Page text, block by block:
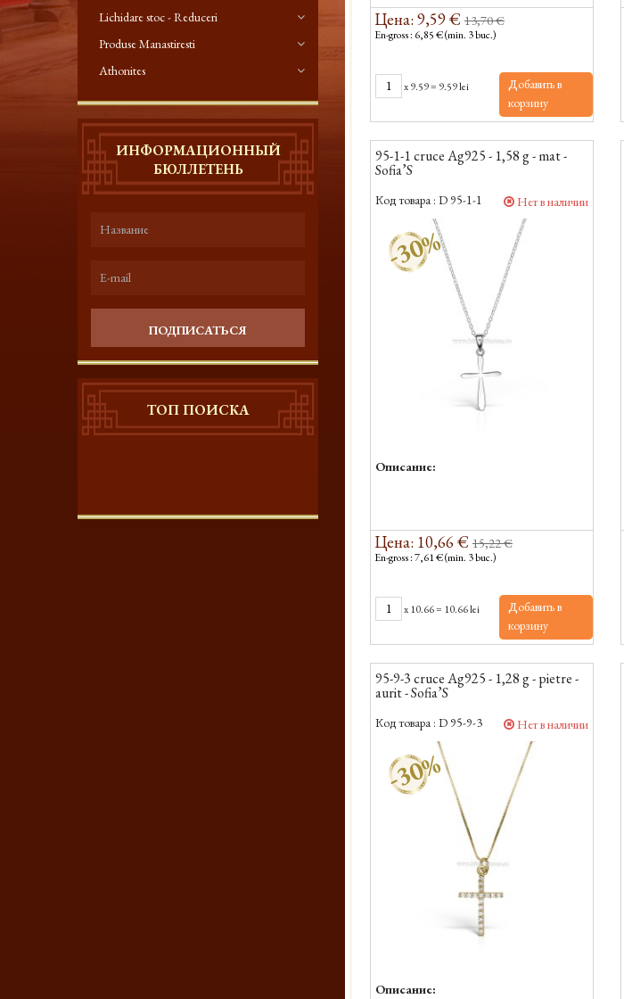
Lichidare stoc - Reduceri
Produse Manastiresti
Athonites
ИНФОРМАЦИОННЫЙ
БЮЛЛЕТЕНЬ
ПОДПИСАТЬСЯ
ТОП ПОИСКА
Цена: 9,59 € 13,70 €
En-gross : 6,85 € (min. 3 buc.)
x9.59= 9.59 lei
Добавить в
корзину
95-1-1 cruce Ag925 - 1,58 g - mat -
Sofia’S
Код товара : D 95-1-1 Нет в наличии
-30%
Описание:
Цена: 10,66 € 15,22 €
En-gross : 7,61 € (min. 3 buc.)
x10.66= 10.66 lei
Добавить в
корзину
95-9-3 cruce Ag925 - 1,28 g - pietre -
aurit - Sofia’S
Код товара : D 95-9-3 Нет в наличии
-30%
Описание: